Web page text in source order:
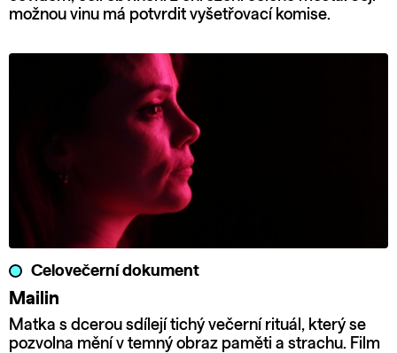
možnou vinu má potvrdit vyšetřovací komise.
Celovečerní dokument
Mailin
Matka s dcerou sdílejí tichý večerní rituál, který se
pozvolna mění v temný obraz paměti a strachu. Film